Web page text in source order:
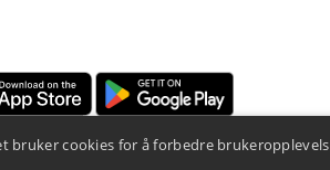
bruker cookies for å forbedre